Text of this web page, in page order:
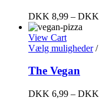
DKK 8,99 – DKK
View Cart
Vælg muligheder/
The Vegan
DKK 6,99 – DKK